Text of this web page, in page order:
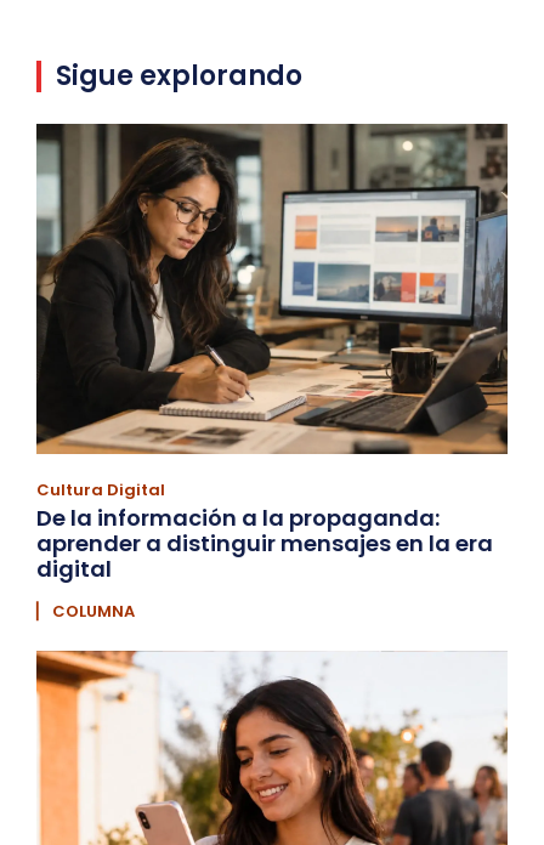
Sigue explorando
Cultura Digital
De la información a la propaganda:
aprender a distinguir mensajes en la era
digital
▏ COLUMNA